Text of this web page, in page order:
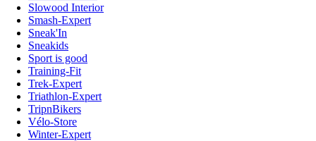
Slowood Interior
Smash-Expert
Sneak'In
Sneakids
Sport is good
Training-Fit
Trek-Expert
Triathlon-Expert
TripnBikers
Vélo-Store
Winter-Expert